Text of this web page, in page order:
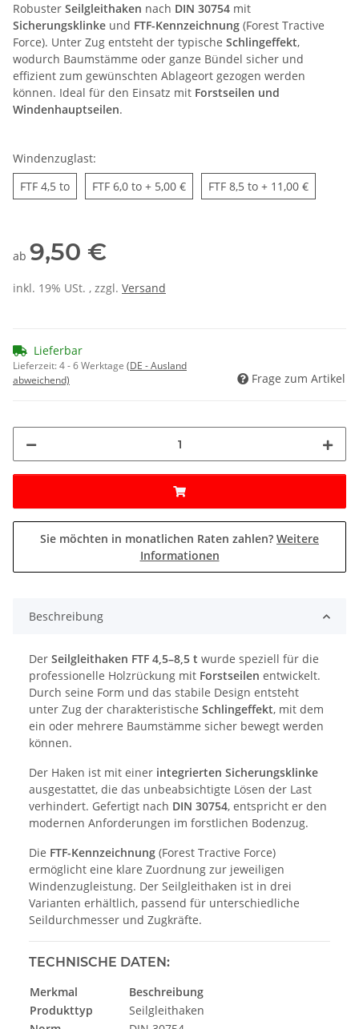
Robuster Seilgleithaken nach DIN 30754 mit
Sicherungsklinke und FTF-Kennzeichnung (Forest Tractive
Force). Unter Zug entsteht der typische Schlingeffekt,
wodurch Baumstämme oder ganze Bündel sicher und
effizient zum gewünschten Ablageort gezogen werden
können. Ideal für den Einsatz mit Forstseilen und
Windenhauptseilen.
Windenzuglast:
FTF 4,5 toFTF 4,5 toFTF 6,0 to FTF 6,0 to
+ 5,00 € FTF 8,5 to FTF 8,5 to
+ 11,00 €
ab 9,50 €
inkl. 19% USt. , zzgl. Versand
Lieferbar
Lieferzeit:4 - 6 Werktage (DE - Ausland
abweichend)
Frage zum Artikel
Sie möchten in monatlichen Raten zahlen? Weitere
Informationen
Beschreibung
Der Seilgleithaken FTF 4,5–8,5 t wurde speziell für die
professionelle Holzrückung mit Forstseilen entwickelt.
Durch seine Form und das stabile Design entsteht
unter Zug der charakteristische Schlingeffekt, mit dem
ein oder mehrere Baumstämme sicher bewegt werden
können.
Der Haken ist mit einer integrierten Sicherungsklinke
ausgestattet, die das unbeabsichtigte Lösen der Last
verhindert. Gefertigt nach DIN 30754, entspricht er den
modernen Anforderungen im forstlichen Bodenzug.
Die FTF-Kennzeichnung (Forest Tractive Force)
ermöglicht eine klare Zuordnung zur jeweiligen
Windenzugleistung. Der Seilgleithaken ist in drei
Varianten erhältlich, passend für unterschiedliche
Seildurchmesser und Zugkräfte.
TECHNISCHE DATEN:
Merkmal
Beschreibung
Produkttyp
Seilgleithaken